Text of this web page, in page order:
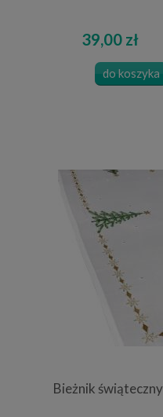
39,00 zł
do koszyka
Bieżnik